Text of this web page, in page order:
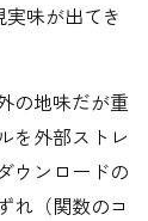
実味が出てき
の地味だが重
を外部ストレ
ウンロードの
れ（関数のコ